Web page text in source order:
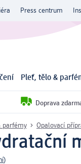
Press centrum
Pleť, tělo &
Doprava
parfémy Opalovací
)